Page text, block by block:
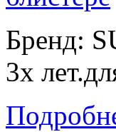
Бренд:
3х